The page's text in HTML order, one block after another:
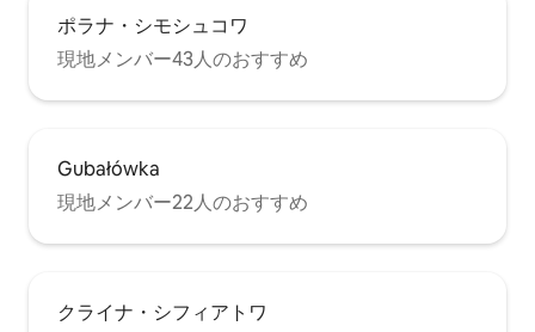
ポラナ・シモシュコワ
現地メンバー43人のおすすめ
Gubałówka
現地メンバー22人のおすすめ
クライナ・シフィアトワ